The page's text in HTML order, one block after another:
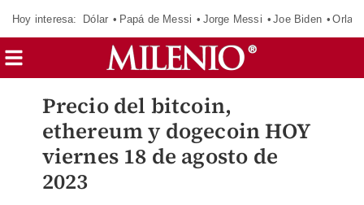
Hoy interesa: Dólar Papá de Messi Jorge Messi Joe Biden
Precio del bitcoin,
ethereum y dogecoin HOY
viernes 18 de agosto de
2023